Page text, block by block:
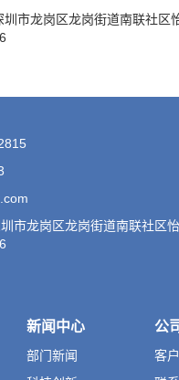
市龙岗区龙岗街道南联社区
市龙岗区龙岗街道南联社区
新闻中心
部门新闻
公
客